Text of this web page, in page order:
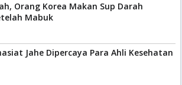
Orang Korea Makan Sup Darah
Mabuk
Jahe Dipercaya Para Ahli Kesehatan